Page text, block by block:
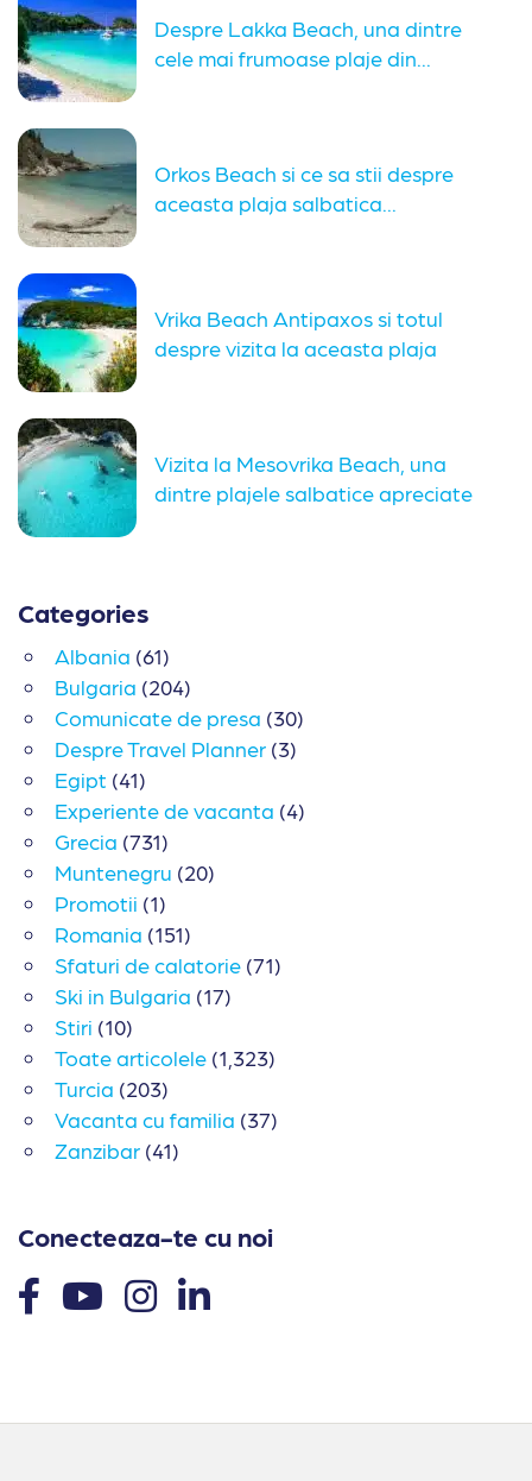
Despre Lakka Beach, una dintre
cele mai frumoase plaje din...
Orkos Beach si ce sa stii despre
aceasta plaja salbatica...
Vrika Beach Antipaxos si totul
despre vizita la aceasta plaja
Vizita la Mesovrika Beach, una
dintre plajele salbatice apreciate
Categories
Albania (61)
Bulgaria (204)
Comunicate de presa (30)
Despre Travel Planner (3)
Egipt (41)
Experiente de vacanta (4)
Grecia (731)
Muntenegru (20)
Promotii (1)
Romania (151)
Sfaturi de calatorie (71)
Ski in Bulgaria (17)
Stiri (10)
Toate articolele (1,323)
Turcia (203)
Vacanta cu familia (37)
Zanzibar (41)
Conecteaza-te cu noi